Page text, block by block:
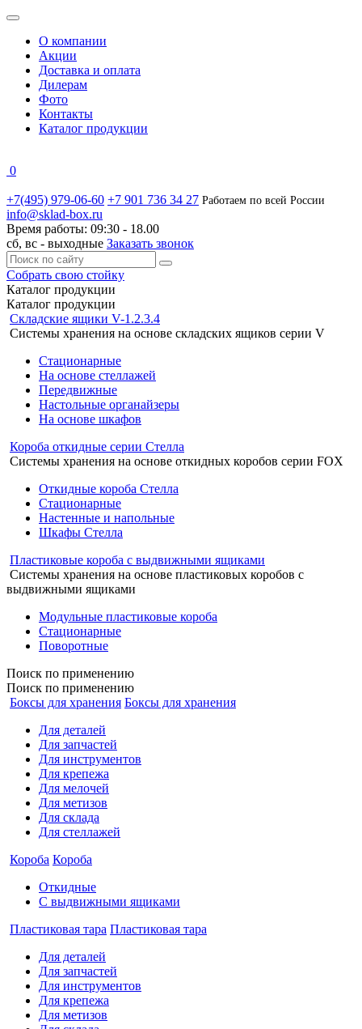
О компании
Акции
Доставка и оплата
Дилерам
Фото
Контакты
Каталог продукции
0
+7(495) 979-06-60 +7 901 736 34 27 Работаем по всей России
info@sklad-box.ru
Время работы: 09:30 - 18.00
сб, вс - выходные Заказать звонок
Собрать свою стойку
Каталог продукции
Каталог продукции
Складские ящики V-1.2.3.4
Системы хранения на основе складских ящиков серии V
Стационарные
На основе стеллажей
Передвижные
Настольные органайзеры
На основе шкафов
Короба откидные серии Стелла
Системы хранения на основе откидных коробов серии FOX
Откидные короба Стелла
Стационарные
Настенные и напольные
Шкафы Стелла
Пластиковые короба с выдвижными ящиками
Системы хранения на основе пластиковых коробов с
выдвижными ящиками
Модульные пластиковые короба
Стационарные
Поворотные
Поиск по применению
Поиск по применению
Боксы для хранения Боксы для хранения
Для деталей
Для запчастей
Для инструментов
Для крепежа
Для мелочей
Для метизов
Для склада
Для стеллажей
Короба Короба
Откидные
С выдвижными ящиками
Пластиковая тара Пластиковая тара
Для деталей
Для запчастей
Для инструментов
Для крепежа
Для метизов